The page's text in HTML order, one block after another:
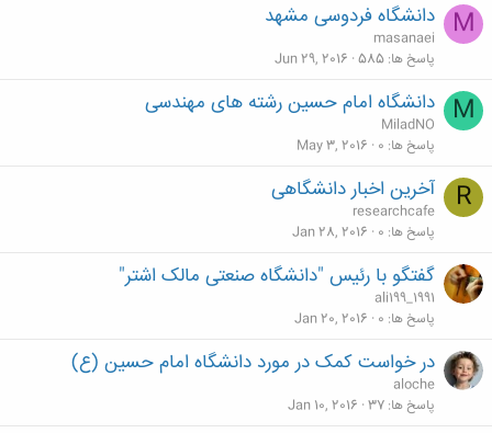
M دانشگاه فردوسی مشهد
masanaei
پاسخ ها 585
Jun 29, 2016
M دانشگاه امام حسین رشته های مهندسی
MiladNO
پاسخ ها 0
May 3, 2016
R آخرین اخبار دانشگاهی
researchcafe
پاسخ ها 0
Jan 28, 2016
گفتگو با رئیس "دانشگاه صنعتی مالک اشتر"
ali199_1991
پاسخ ها 0
Jan 20, 2016
در خواست کمک در مورد دانشگاه امام حسین (ع)
aloche
پاسخ ها 37
Jan 10, 2016